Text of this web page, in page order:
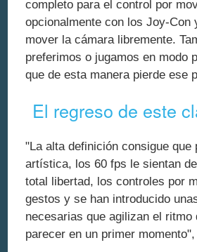
completo para el control por
opcionalmente con los Joy-Con
mover la cámara libremente.
preferimos o jugamos en modo
que de esta manera pierde ese
El regreso de este
"La alta definición consigue
artística, los 60 fps le sientan
total libertad, los controles por
gestos y se han introducido
necesarias que agilizan el
parecer en un primer